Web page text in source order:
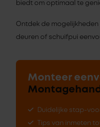
biedt om optimaal te
Ontdek de
deuren of schuifpui
Monteer
Duidelijke stap-
Tips van inmeten